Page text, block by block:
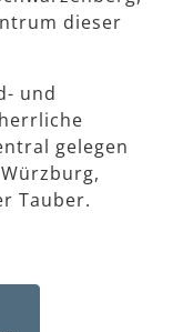
dieser
und
gelegen
Tauber.